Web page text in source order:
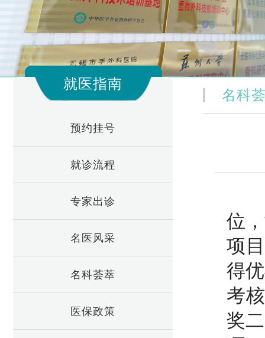
就医指南
预约挂号
就诊流程
专家出诊
名医风采
名科荟萃
医保政策
名科
位
项
得
考
奖